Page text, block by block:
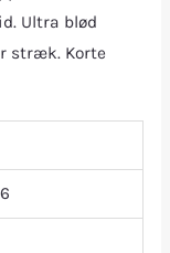
Ultra blød
stræk. Korte